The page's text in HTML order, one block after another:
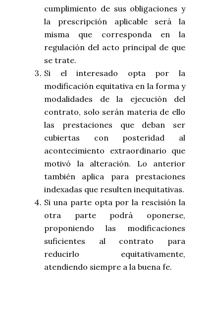
cumplimiento de sus obligaciones y
la prescripción aplicable será la
misma que corresponda en la
regulación del acto principal de que
se trate.
Si el interesado opta por la
modificación equitativa en la forma y
modalidades de la ejecución del
contrato, solo serán materia de ello
las prestaciones que deban ser
cubiertas con posteridad al
acontecimiento extraordinario que
motivó la alteración. Lo anterior
también aplica para prestaciones
indexadas que resulten inequitativas.
Si una parte opta por la rescisión la
otra parte podrá oponerse,
proponiendo las modificaciones
suficientes al contrato para
reducirlo equitativamente,
atendiendo siempre a la buena fe.